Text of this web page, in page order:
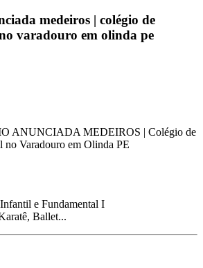
medeiros | colégio de
varadouro em olinda pe
ANUNCIADA MEDEIROS | Colégio de
no Varadouro em Olinda PE
e Fundamental I
Ballet...